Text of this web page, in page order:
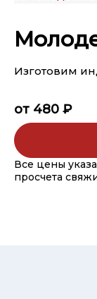
Изготовим
от 480 ₽
Все цены
просчета